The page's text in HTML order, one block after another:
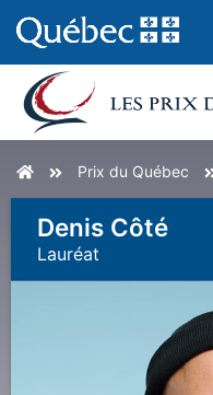
AccueilPrix du Québec
Denis Côté
Lauréat